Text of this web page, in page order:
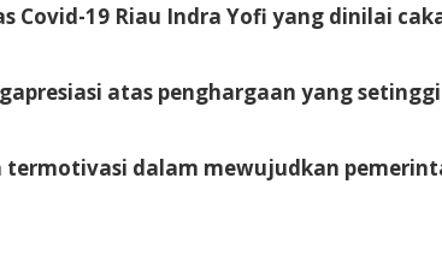
Covid-19 Riau Indra Yofi yang dinilai
atas penghargaan yang
dalam mewujudkan